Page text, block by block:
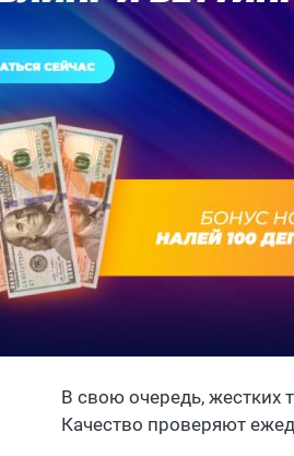
В свою очередь, жестких
Качество проверяют